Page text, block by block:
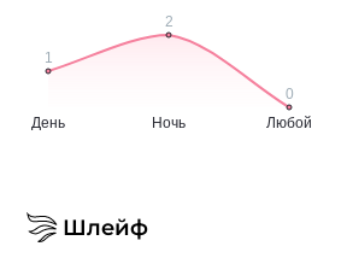
Шлейф